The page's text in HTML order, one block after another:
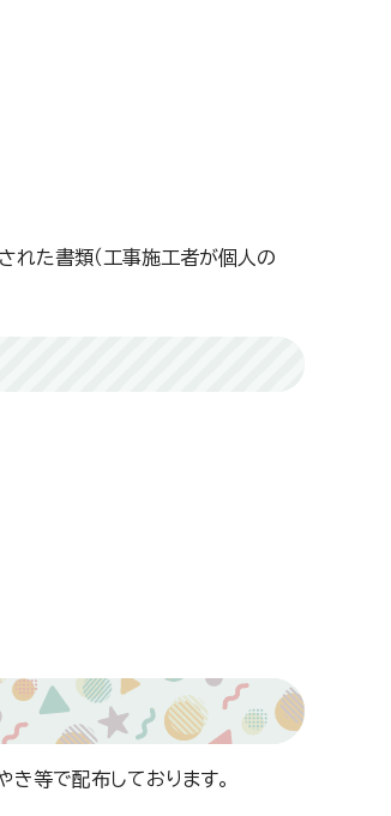
れた書類（工事施工者が個人の
き等で配布しております。